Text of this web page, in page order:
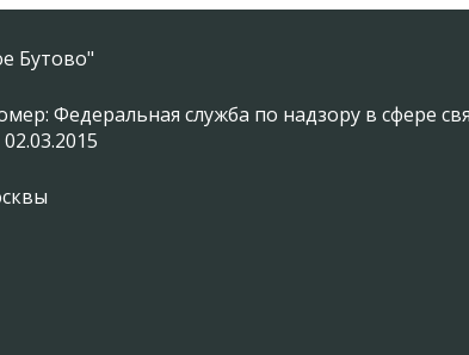
Бутово"
Федеральная служба по надзору в сфере